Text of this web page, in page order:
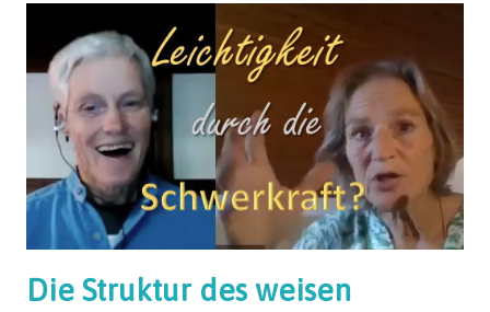
Die Struktur des weisen